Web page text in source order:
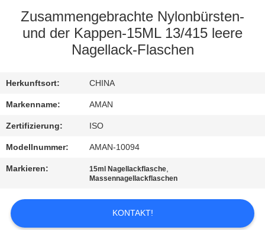
ÜBER
UNS
QUALITÄTSKONTROLLE
KONTAKT
MIT
NACHRICHT
Zusammengebrachte Nylonbürsten-
und der Kappen-15ML 13/415 leere
Nagellack-Flaschen
Herkunftsort: CHINA
Markenname: AMAN
Zertifizierung: ISO
Modellnummer: AMAN-10094
Markieren: 15ml Nagellackflasche,
Massennagellackflaschen
KONTAKT!